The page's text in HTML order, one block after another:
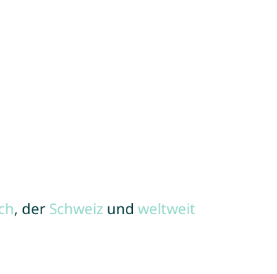
, der Schweiz und weltweit